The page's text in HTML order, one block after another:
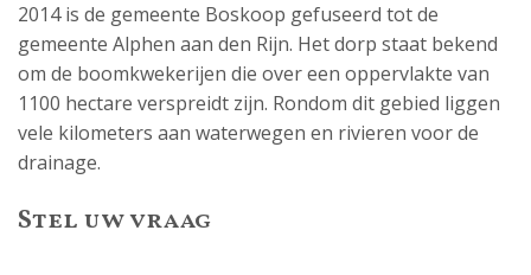
2014 is de gemeente Boskoop gefuseerd tot de
gemeente Alphen aan den Rijn. Het dorp staat bekend
om de boomkwekerijen die over een oppervlakte van
1100 hectare verspreidt zijn. Rondom dit gebied liggen
vele kilometers aan waterwegen en rivieren voor de
drainage.
Stel uw vraag